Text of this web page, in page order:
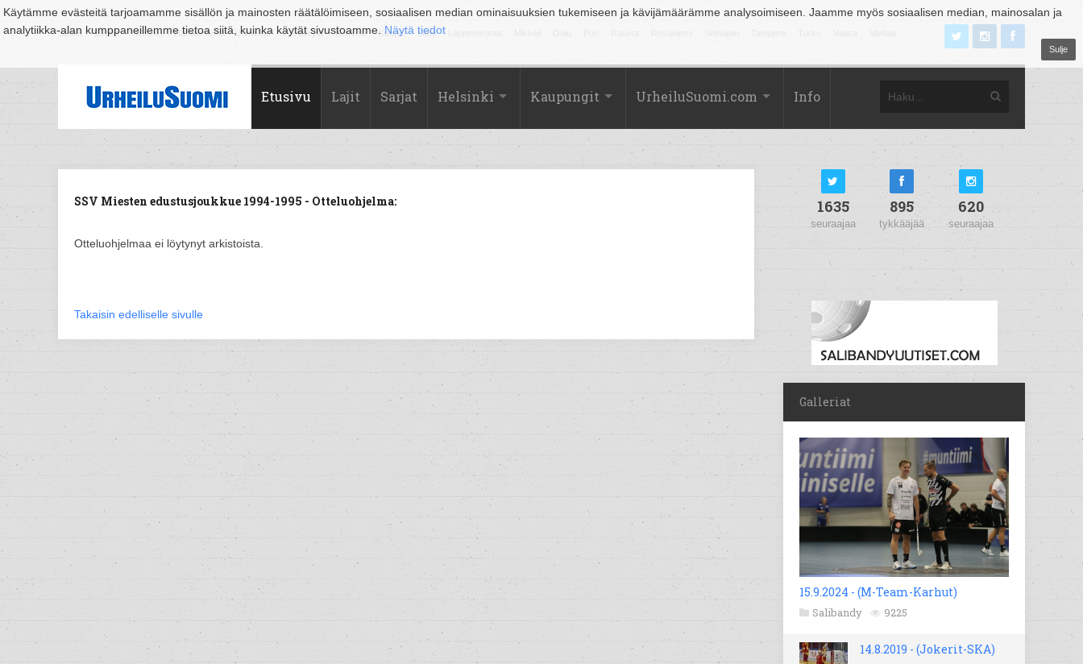
Käytämme evästeitä tarjoamamme sisällön ja mainosten räätälöimiseen, sosiaalisen median ominaisuuksien tukemiseen ja kävijämäärämme analysoimiseen. Jaamme myös sosiaalisen median, mainosalan ja
analytiikka-alan kumppaneillemme tietoa siitä, kuinka käytät sivustoamme. Näytä tiedot
Sulje
Suomi Espoo Helsinki Hämeenlinna Joensuu Jyväskylä Kouvola Kuopio Lahti
Etusivu Lajit Sarjat Helsinki Kaupungit UrheiluSuomi.com Info
SSV Miesten edustusjoukkue 1994-1995 - Otteluohjelma:
Otteluohjelmaa ei löytynyt arkistoista.
Takaisin edelliselle sivulle
1635
seuraajaa
895
tykkääjää
620
seuraajaa
Galleriat
15.9.2024 - (M-Team-Karhut)
Salibandy 9225
14.8.2019 - (Jokerit-SKA)